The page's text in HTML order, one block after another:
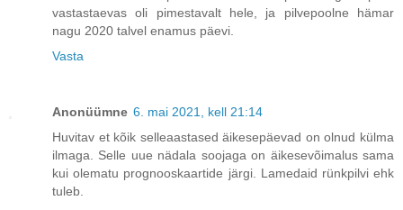
vastastaevas oli pimestavalt hele, ja pilvepoolne hämar
nagu 2020 talvel enamus päevi.
Vasta
Anonüümne 6. mai 2021, kell 21:14
Huvitav et kõik selleaastased äikesepäevad on olnud külma
ilmaga. Selle uue nädala soojaga on äikesevõimalus sama
kui olematu prognooskaartide järgi. Lamedaid rünkpilvi ehk
tuleb.